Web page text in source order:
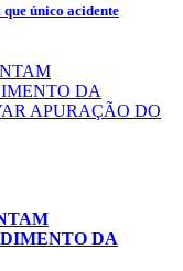
único acidente
DA